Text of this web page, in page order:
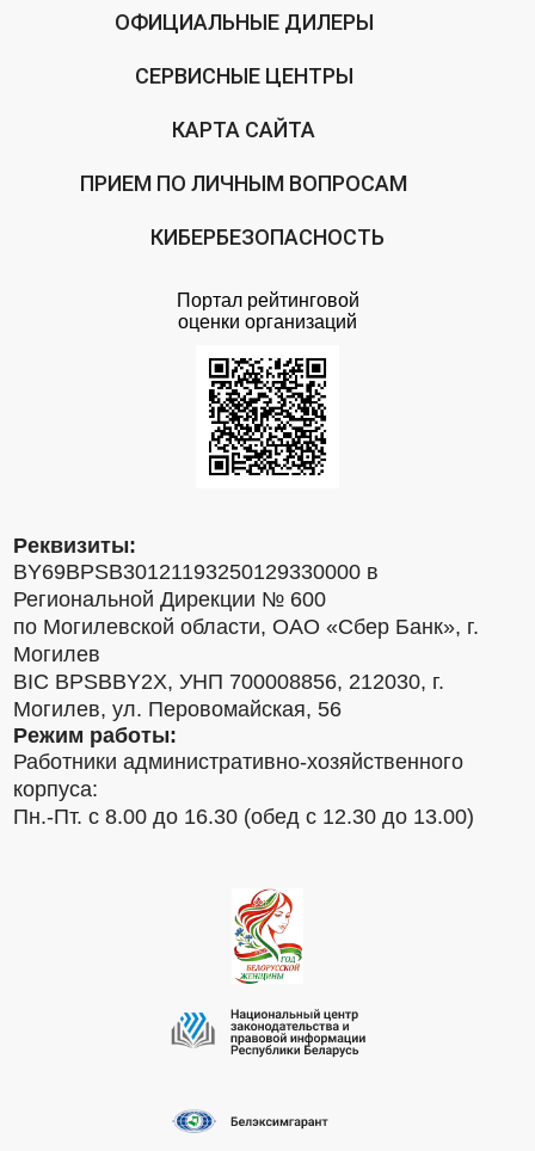
ОФИЦИАЛЬНЫЕ ДИЛЕРЫ
СЕРВИСНЫЕ ЦЕНТРЫ
КАРТА САЙТА
ПРИЕМ ПО ЛИЧНЫМ ВОПРОСАМ
КИБЕРБЕЗОПАСНОСТЬ
Портал рейтинговой
оценки организаций
Реквизиты:
BY69BPSB30121193250129330000 в
Региональной Дирекции № 600
по Могилевской области, ОАО «Сбер Банк», г.
Могилев
BIC BPSBBY2X, УНП 700008856, 212030, г.
Могилев, ул. Перовомайская, 56
Режим работы:
Работники административно-хозяйственного
корпуса:
Пн.-Пт. с 8.00 до 16.30 (обед с 12.30 до 13.00)